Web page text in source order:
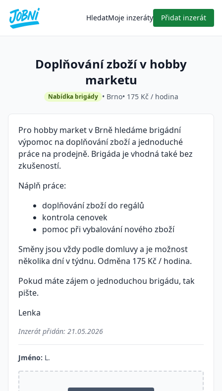
HledatMoje inzeráty Přidat inzerát
Doplňování zboží v hobby
marketu
Nabídka brigády • Brno• 175 Kč / hodina
Pro hobby market v Brně hledáme brigádní
výpomoc na doplňování zboží a jednoduché
práce na prodejně. Brigáda je vhodná také bez
zkušeností.
Náplň práce:
doplňování zboží do regálů
kontrola cenovek
pomoc při vybalování nového zboží
Směny jsou vždy podle domluvy a je možnost
několika dní v týdnu. Odměna 175 Kč / hodina.
Pokud máte zájem o jednoduchou brigádu, tak
pište.
Lenka
Inzerát přidán: 21.05.2026
Jméno: L.